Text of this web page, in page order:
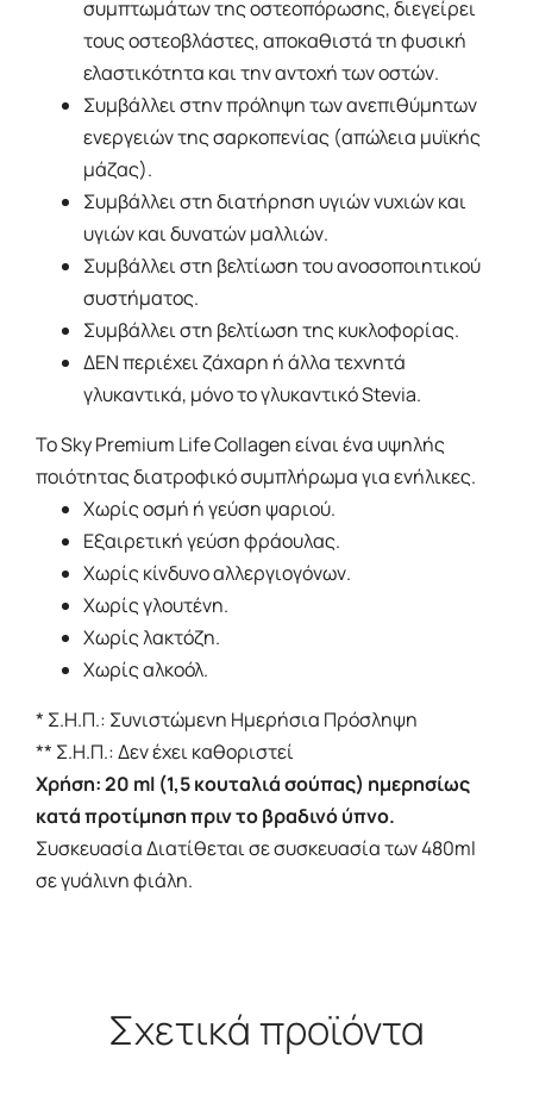
συμπτωμάτων της οστεοπόρωσης, διεγείρει
τους οστεοβλάστες, αποκαθιστά τη φυσική
ελαστικότητα και την αντοχή των οστών.
Συμβάλλει στην πρόληψη των ανεπιθύμητων
ενεργειών της σαρκοπενίας (απώλεια μυϊκής
μάζας).
Συμβάλλει στη διατήρηση υγιών νυχιών και
υγιών και δυνατών μαλλιών.
Συμβάλλει στη βελτίωση του ανοσοποιητικού
συστήματος.
Συμβάλλει στη βελτίωση της κυκλοφορίας.
ΔΕΝ περιέχει ζάχαρη ή άλλα τεχνητά
γλυκαντικά, μόνο το γλυκαντικό Stevia.
Το Sky Premium Life Collagen είναι ένα υψηλής
ποιότητας διατροφικό συμπλήρωμα για ενήλικες.
Χωρίς οσμή ή γεύση ψαριού.
Εξαιρετική γεύση φράουλας.
Χωρίς κίνδυνο αλλεργιογόνων.
Χωρίς γλουτένη.
Χωρίς λακτόζη.
Χωρίς αλκοόλ.
* Σ.Η.Π.: Συνιστώμενη Ημερήσια Πρόσληψη
** Σ.Η.Π.: Δεν έχει καθοριστεί
Χρήση: 20 ml (1,5 κουταλιά σούπας) ημερησίως
κατά προτίμηση πριν το βραδινό ύπνο.
Συσκευασία Διατίθεται σε συσκευασία των 480ml
σε γυάλινη φιάλη.
Σχετικά προϊόντα